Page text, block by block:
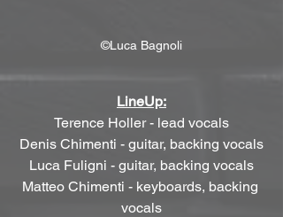
©Luca Bagnoli
LineUp:
Terence Holler - lead vocals
Denis Chimenti - guitar, backing vocals
Luca Fuligni - guitar, backing vocals
Matteo Chimenti - keyboards, backing
vocals